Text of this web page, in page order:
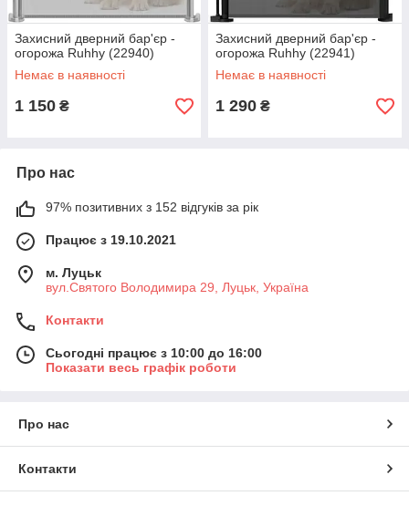
Захисний дверний бар'єр -
огорожа Ruhhy (22940)
Немає в наявності
1 150 ₴
Захисний дверний бар'єр -
огорожа Ruhhy (22941)
Немає в наявності
1 290 ₴
Про нас
97% позитивних з 152 відгуків за рік
Працює з 19.10.2021
м. Луцьк
вул.Святого Володимира 29, Луцьк, Україна
Контакти
Сьогодні працює з 10:00 до 16:00
Показати весь графік роботи
Про нас
Контакти